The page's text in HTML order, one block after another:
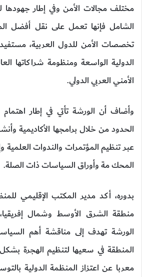
مختلف مجالات الأمن وفي إطار جهودها
الشامل فإنها تعمل على نقل أفضل
تخصصات الأمن للدول العربية،
الدولية الواسعة ومنظومة شراكاتها
الأمني العربي الدولي.
وأضاف أن الورشة تأتي في إطار
الحدود من خلال برامجها الأكاديمية
عبر تنظيم المؤتمرات والندوات العلمية
المحك مة وأوراق السياسات ذات الصلة.
بدوره، أكد مدير المكتب الإقليمي
منطقة الشرق الأوسط وشمال
الورشة تهدف إلى مناقشة أهم
المنطقة في سعيها لتنظيم الهجرة
معربا عن اعتزاز المنظمة الدولية